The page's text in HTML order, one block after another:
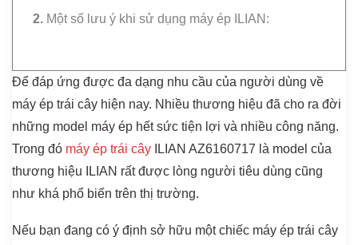
Một số lưu ý khi sử dụng máy ép ILIAN:
Để đáp ứng được đa dạng nhu cầu của người dùng về
máy ép trái cây hiện nay. Nhiều thương hiệu đã cho ra đời
những model máy ép hết sức tiện lợi và nhiều công năng.
Trong đó máy ép trái cây ILIAN AZ6160717 là model của
thương hiệu ILIAN rất được lòng người tiêu dùng cũng
như khá phổ biến trên thị trường.
Nếu bạn đang có ý định sở hữu một chiếc máy ép trái cây